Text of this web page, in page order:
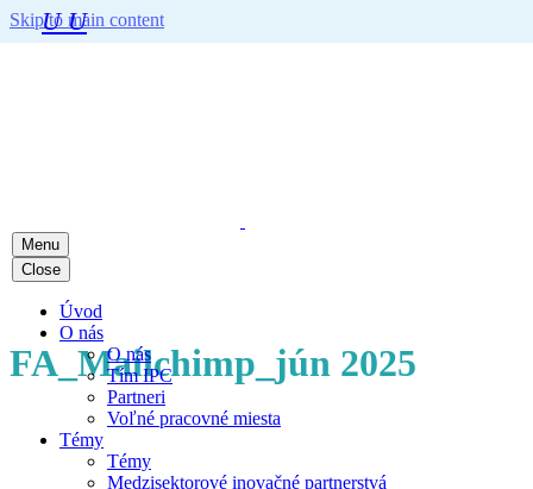
Skip to main content
U U
Menu
Close
Úvod
O nás
O nás
Tím IPC
Partneri
Voľné pracovné miesta
Témy
Témy
Medzisektorové inovačné partnerstvá
FA_Mailchimp_jún 2025